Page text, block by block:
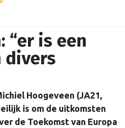
“er is een
divers
Hoogeveen (JA21,
is om de uitkomsten
de Toekomst van Europa